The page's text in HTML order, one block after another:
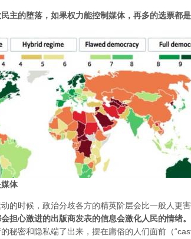
主的堕落，如果权力能控制媒体，再多的选票都是
体
的时候，政治分歧各方的精英阶层会比一般人更
担心激进的出版商发表的信息会激化人民的情绪。
秘密和隐私端了出来，摆在庸俗的人们面前（